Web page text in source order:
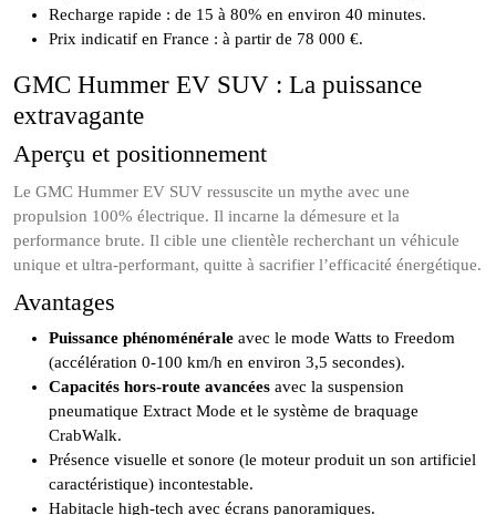
Recharge rapide : de 15 à 80% en environ 40 minutes.
Prix indicatif en France : à partir de 78 000 €.
GMC Hummer EV SUV : La puissance
extravagante
Aperçu et positionnement
Le GMC Hummer EV SUV ressuscite un mythe avec une
propulsion 100% électrique. Il incarne la démesure et la
performance brute. Il cible une clientèle recherchant un véhicule
unique et ultra-performant, quitte à sacrifier l’efficacité énergétique.
Avantages
Puissance phénoménérale avec le mode Watts to Freedom
(accélération 0-100 km/h en environ 3,5 secondes).
Capacités hors-route avancées avec la suspension
pneumatique Extract Mode et le système de braquage
CrabWalk.
Présence visuelle et sonore (le moteur produit un son artificiel
caractéristique) incontestable.
Habitacle high-tech avec écrans panoramiques.